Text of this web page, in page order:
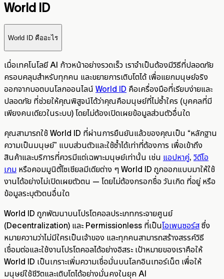
World ID
World ID คืออะไร
เมื่อเทคโนโลยี AI ก้าวหน้าอย่างรวดเร็ว เราจำเป็นต้องมีวิธีที่ปลอดภัย
ครอบคลุมสำหรับทุกคน และขยายการเติบโตได้ เพื่อแยกมนุษย์จริง
ออกจากบอตบนโลกออนไลน์ World ID คือเครื่องมือที่เรียบง่ายและ
ปลอดภัย ที่ช่วยให้คุณพิสูจน์ได้ว่าคุณคือมนุษย์ที่ไม่ซ้ำใคร (บุคคลที่มี
เพียงคนเดียวในระบบ) โดยไม่ต้องเปิดเผยข้อมูลส่วนตัวอื่นใด
คุณสามารถใช้ World ID ที่ผ่านการยืนยันแล้วของคุณเป็น “หลักฐาน
ความเป็นมนุษย์” แบบส่วนตัวและใช้ซ้ำได้เท่าที่ต้องการ เพื่อเข้าถึง
สินค้าและบริการที่ควรมีแต่เฉพาะมนุษย์เท่านั้น เช่น แอปหาคู่, วิดีโอ
เกม หรือคอมมูนิตี้โซเชียลมีเดียต่าง ๆ World ID ถูกออกแบบมาให้ใช้
งานได้อย่างไม่เปิดเผยตัวตน — โดยไม่ต้องกรอกชื่อ วันเกิด ที่อยู่ หรือ
ข้อมูลระบุตัวตนอื่นใด
World ID ถูกพัฒนาบนโปรโตคอลประเภทกระจายศูนย์
(Decentralization) และ Permissionless ที่เป็นโอเพนซอร์ส ซึ่ง
หมายความว่าไม่มีใครเป็นเจ้าของ และทุกคนสามารถสร้างสรรค์วิธี
เชื่อมต่อและใช้งานโปรโตคอลได้อย่างอิสระ เป้าหมายของเราคือให้
World ID เป็นเกราะเพิ่มความเชื่อมั่นบนโลกอินเทอร์เน็ต เพื่อให้
มนุษย์ใช้ชีวิตและเติบโตได้อย่างมั่นคงในยุค AI